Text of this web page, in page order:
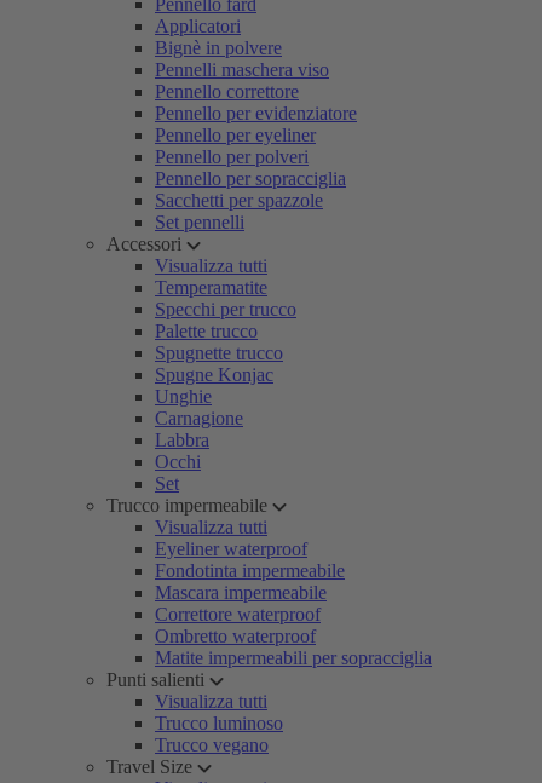
Pennello fard
Applicatori
Bignè in polvere
Pennelli maschera viso
Pennello correttore
Pennello per evidenziatore
Pennello per eyeliner
Pennello per polveri
Pennello per sopracciglia
Sacchetti per spazzole
Set pennelli
Accessori
Visualizza tutti
Temperamatite
Specchi per trucco
Palette trucco
Spugnette trucco
Spugne Konjac
Unghie
Carnagione
Labbra
Occhi
Set
Trucco impermeabile
Visualizza tutti
Eyeliner waterproof
Fondotinta impermeabile
Mascara impermeabile
Correttore waterproof
Ombretto waterproof
Matite impermeabili per sopracciglia
Punti salienti
Visualizza tutti
Trucco luminoso
Trucco vegano
Travel Size